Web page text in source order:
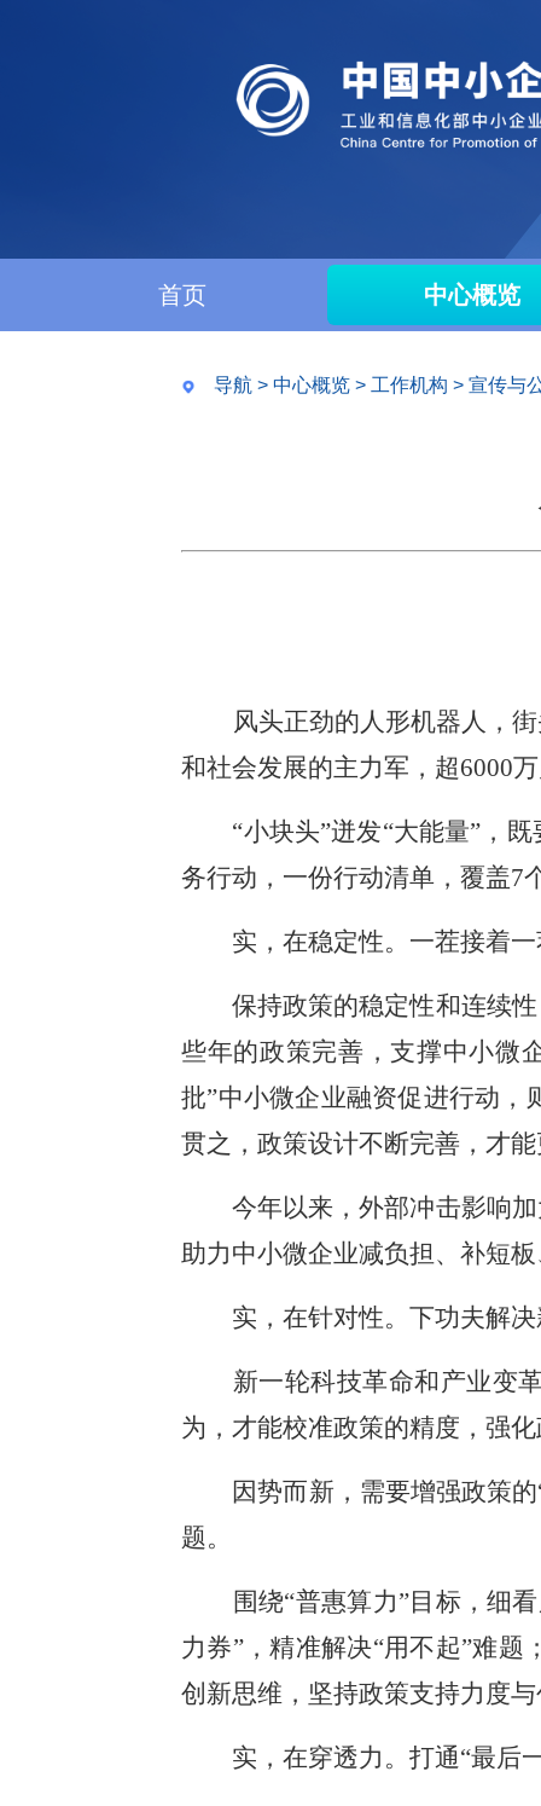
首页 中心概览
导航 > 中心概览 > 工作机构 > 宣传与
风头正劲的人形机器人，
和社会发展的主力军，超6000
“小块头”迸发“大能量”，既
务行动，一份行动清单，覆盖7
实，在稳定性。一茬接着一
保持政策的稳定性和连续性
些年的政策完善，支撑中小微
批”中小微企业融资促进行动
贯之，政策设计不断完善，才
今年以来，外部冲击影响加
助力中小微企业减负担、补短
实，在针对性。下功夫解决
新一轮科技革命和产业变革
为，才能校准政策的精度，强
因势而新，需要增强政策的“
题。
围绕“普惠算力”目标，细看
力券”，精准解决“用不起”难
创新思维，坚持政策支持力度
实，在穿透力。打通“最后